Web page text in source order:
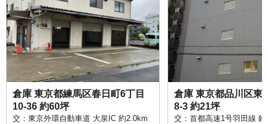
倉庫 東京都練馬区春日町6丁目
10-36 約60坪
交：東京外環自動車道 大泉IC 約2.0km
倉庫 東京都品川区東
8-3 約21坪
交：首都高速1号羽田線